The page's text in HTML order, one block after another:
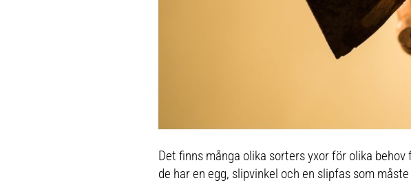
Det finns många olika sorters yxor för olika behov
de har en egg, slipvinkel och en slipfas som